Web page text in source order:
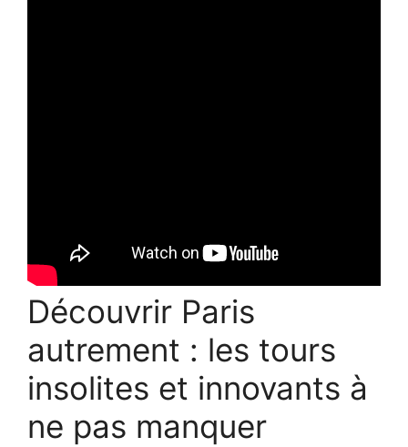
Découvrir Paris
autrement : les tours
insolites et innovants à
ne pas manquer